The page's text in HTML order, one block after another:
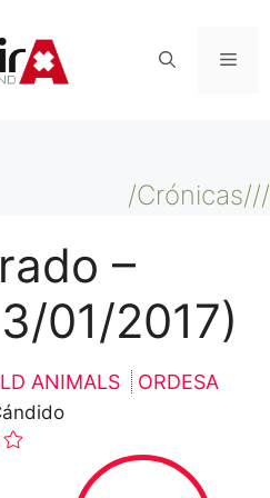
/Crónicas///
–
01/2017)
ANIMALS ORDESA